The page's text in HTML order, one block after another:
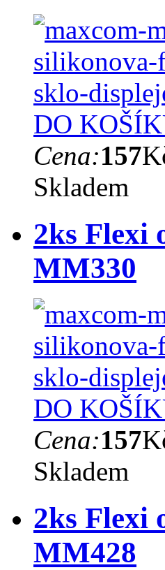
DO
Cena:157
Skladem
2ks Flexi
MM330
DO
Cena:157
Skladem
2ks Flexi
MM428